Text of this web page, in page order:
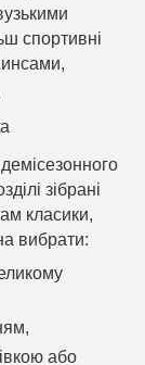
спортивні
зібрані
класики,
вибрати:
або